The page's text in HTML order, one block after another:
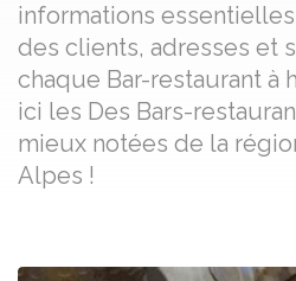
informations
des clients, adresses et
chaque Bar-restaurant à
ici les Des Bars-
mieux notées de la
Alpes !